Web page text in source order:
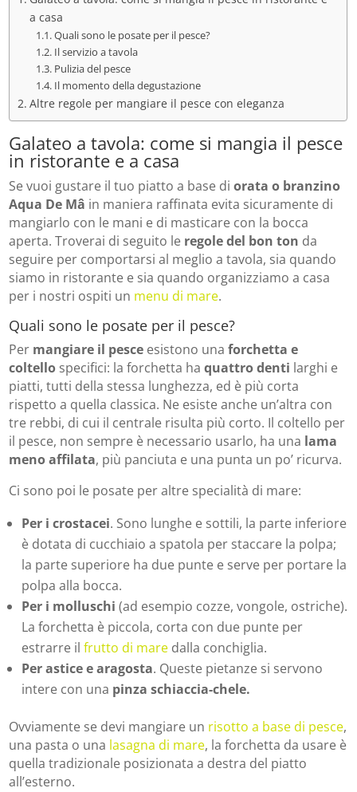
a casa
Quali sono le posate per il pesce?
Il servizio a tavola
Pulizia del pesce
Il momento della degustazione
Altre regole per mangiare il pesce con eleganza
Galateo a tavola: come si mangia il pesce
in ristorante e a casa
Se vuoi gustare il tuo piatto a base diorata o branzino
Aqua De Mâ in maniera raffinata evita sicuramente di
mangiarlo con le mani e di masticare con la bocca
aperta. Troverai di seguito le regole del bon ton da
seguire per comportarsi al meglio a tavola, sia quando
siamo in ristorante e sia quando organizziamo a casa
per i nostri ospiti un menu di mare.
Quali sono le posate per il pesce?
Per mangiare il pesce esistono unaforchetta e
coltello specifici: la forchetta haquattro denti larghi e
piatti, tutti della stessa lunghezza, ed è più corta
rispetto a quella classica. Ne esiste anche un’altra con
tre rebbi, di cui il centrale risulta più corto. Il coltello per
il pesce, non sempre è necessario usarlo, ha una lama
meno affilata, più panciuta e una punta un po’ ricurva.
Ci sono poi le posate per altre specialità di mare:
Per i crostacei. Sono lunghe e sottili, la parte inferiore
è dotata di cucchiaio a spatola per staccare la polpa;
la parte superiore ha due punte e serve per portare la
polpa alla bocca.
Per i molluschi(ad esempio cozze, vongole, ostriche).
La forchetta è piccola, corta con due punte per
estrarre ilfrutto di mare dalla conchiglia.
Per astice e aragosta. Queste pietanze si servono
intere con una pinza schiaccia-chele.
Ovviamente se devi mangiare un risotto a base di pesce,
una pasta o una lasagna di mare, la forchetta da usare è
quella tradizionale posizionata a destra del piatto
all’esterno.